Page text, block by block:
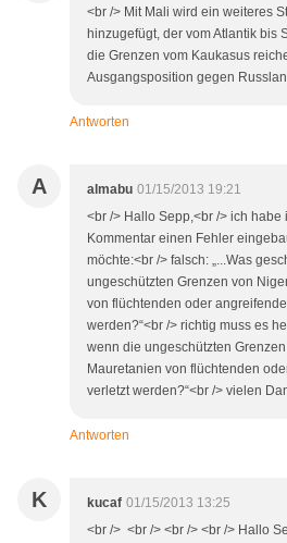
<br /> Mit Mali wird ein weiteres
hinzugefügt, der vom Atlantik bis
die Grenzen vom Kaukasus
Ausgangsposition gegen
Antworten
A almabu 01/15/2013 19:21
<br /> Hallo Sepp,<br /> ich habe
Kommentar einen Fehler
möchte:<br /> falsch: „...Was
ungeschützten Grenzen von
von flüchtenden oder
werden?“<br /> richtig muss es
wenn die ungeschützten
Mauretanien von flüchtenden
verletzt werden?“<br /> vielen
Antworten
K kucaf 01/15/2013 13:25
<br /> <br /> <br /> <br /> Hallo